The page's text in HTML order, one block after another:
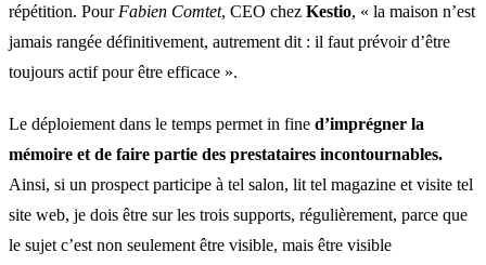
répétition. PourFabien Comtet, CEO chez Kestio, « la maison n’est
jamais rangée définitivement, autrement dit : il faut prévoir d’être
toujours actif pour être efficace ».
Le déploiement dans le temps permet in fine d’imprégner la
mémoire et de faire partie des prestataires incontournables.
Ainsi, si un prospect participe à tel salon, lit tel magazine et visite tel
site web, je dois être sur les trois supports, régulièrement, parce que
le sujet c’est non seulement être visible, mais être visible